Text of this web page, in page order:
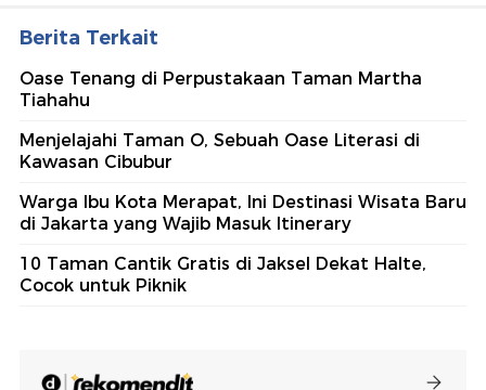
Berita Terkait
Oase Tenang di Perpustakaan Taman Martha
Tiahahu
Menjelajahi Taman O, Sebuah Oase Literasi di
Kawasan Cibubur
Warga Ibu Kota Merapat, Ini Destinasi Wisata Baru
di Jakarta yang Wajib Masuk Itinerary
10 Taman Cantik Gratis di Jaksel Dekat Halte,
Cocok untuk Piknik